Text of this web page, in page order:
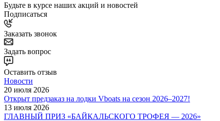
Будьте в курсе наших акций и новостей
Подписаться
Заказать звонок
Задать вопрос
Оставить отзыв
Новости
20 июля 2026
Открыт предзаказ на лодки Vboats на сезон 2026–2027!
13 июля 2026
ГЛАВНЫЙ ПРИЗ «БАЙКАЛЬСКОГО ТРОФЕЯ — 2026»